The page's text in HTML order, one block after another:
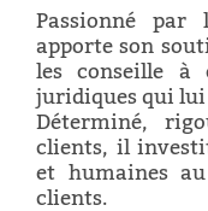
Passionné
apporte son
les conseille à
juridiques qui lui
Déterminé,
clients, il
et humaines
clients.